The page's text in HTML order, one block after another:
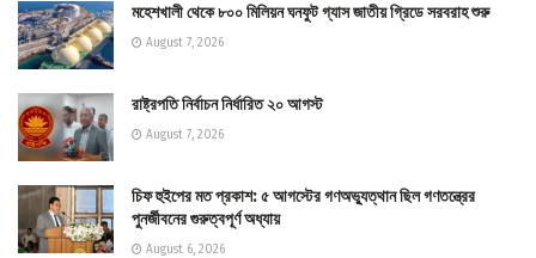
মহেশখালী থেকে ৮০০ মিলিয়ন ঘনফুট গ্যাস জাতীয় গ্রিডে সরবরাহ শুরু
August 7, 2026
রাষ্ট্রপতি নির্বাচন নির্ধারিত ২০ আগস্ট
August 7, 2026
চিফ হুইপের মত প্রকাশ: ৫ আগস্টের গণঅভ্যুত্থান ছিল গণতন্ত্রের
পুনর্জীবনের গুরুত্বপূর্ণ অধ্যায়
August 6, 2026